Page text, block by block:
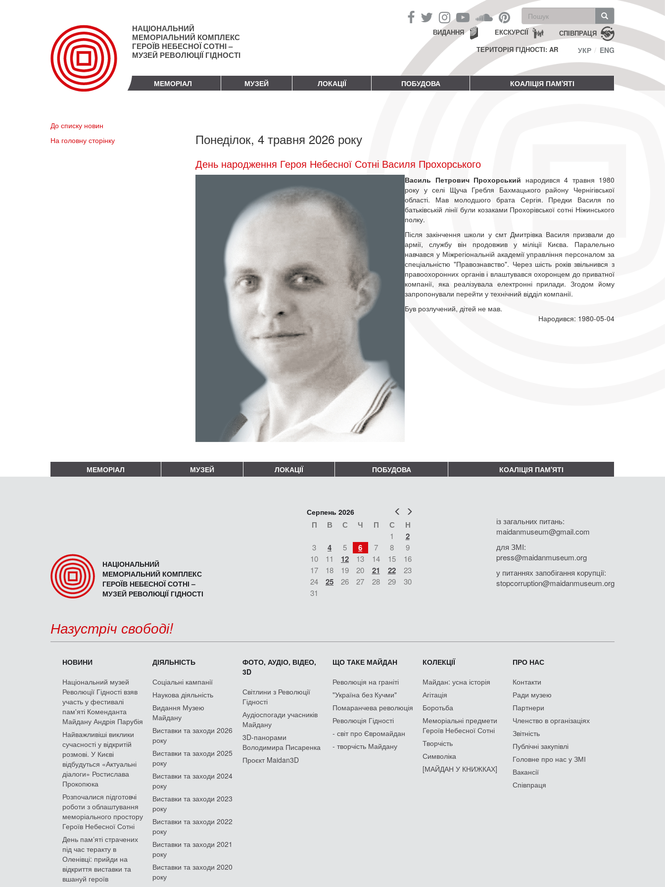
НАЦІОНАЛЬНИЙ
МЕМОРІАЛЬНИЙ КОМПЛЕКС
ГЕРОЇВ НЕБЕСНОЇ СОТНІ –
МУЗЕЙ РЕВОЛЮЦІЇ ГІДНОСТІ
Пошукова
форма
Пошук СПІВПРАЦЯ
ЕКСКУРСІЇ
ВИДАННЯ
ТЕРИТОРІЯ ГІДНОСТІ: AR
УКР ENG
МЕМОРІАЛ МУЗЕЙ ЛОКАЦІЇ ПОБУДОВА КОАЛІЦІЯ ПАМ'ЯТІ
До списку новин
На головну сторінку
Понеділок, 4 травня 2026 року
День народження Героя Небесної Сотні Василя Прохорського
Василь Петрович Прохорський народився 4 травня 1980
року у селі Щуча Гребля Бахмацького району Чернігівської
області. Мав молодшого брата Сергія. Предки Василя по
батьківській лінії були козаками Прохорівської сотні Ніжинського
полку.
Після закінчення школи у смт Дмитрівка Василя призвали до
армії, службу він продовжив у міліції Києва. Паралельно
навчався у Міжрегіональній академії управління персоналом за
спеціальністю "Правознавство". Через шість років звільнився з
правоохоронних органів і влаштувався охоронцем до приватної
компанії, яка реалізувала електронні прилади. Згодом йому
запропонували перейти у технічний відділ компанії.
Був розлучений, дітей не мав.
Народився: 1980-05-04
МЕМОРІАЛ МУЗЕЙ ЛОКАЦІЇ ПОБУДОВА КОАЛІЦІЯ ПАМ'ЯТІ
НАЦІОНАЛЬНИЙ
МЕМОРІАЛЬНИЙ КОМПЛЕКС
ГЕРОЇВ НЕБЕСНОЇ СОТНІ –
МУЗЕЙ РЕВОЛЮЦІЇ ГІДНОСТІ
Попер
Серпень 2026
П В С Ч П С Н
1 2
3 4 5 6 7 8
9
10
11 12 13 14 15
16
17
18 19 20 21 22
23
24
25 26 27 28 29
30
31
із загальних питань:
maidanmuseum@gmail.com
для ЗМІ:
press@maidanmuseum.org
у питаннях запобігання корупції:
stopcorruption@maidanmuseum.org
Назустріч свободі!
НОВИНИ
Національний музей
Революції Гідності взяв
участь у фестивалі
пам'яті Коменданта
Майдану Андрія Парубія
Найважливіші виклики
сучасності у відкритій
розмові. У Києві
відбудуться «Актуальні
діалоги» Ростислава
Прокопюка
Розпочалися підготовчі
роботи з облаштування
меморіального простору
Героїв Небесної Сотні
День памʼяті страчених
під час теракту в
Оленівці: прийди на
відкриття виставки та
вшануй героїв
ДІЯЛЬНІСТЬ
Соціальні кампанії
Наукова діяльність
Видання Музею
Майдану
Виставки та заходи 2026
року
Виставки та заходи 2025
року
Виставки та заходи 2024
року
Виставки та заходи 2023
року
Виставки та заходи 2022
року
Виставки та заходи 2021
року
Виставки та заходи 2020
року
ФОТО, АУДІО, ВІДЕО,
3D
Світлини з Революції
Гідності
Аудіоспогади учасників
Майдану
3D-панорами
Володимира Писаренка
Проєкт Maidan3D
ЩО ТАКЕ МАЙДАН
Революція на граніті
"Україна без Кучми"
Помаранчева революція
Революція Гідності
- світ про Євромайдан
- творчість Майдану
КОЛЕКЦІЇ
Майдан: усна історія
Агітація
Боротьба
Меморіальні предмети
Героїв Небесної Сотні
Творчість
Символіка
[МАЙДАН У КНИЖКАХ]
ПРО НАС
Контакти
Ради музею
Партнери
Членство в організаціях
Звітність
Публічні закупівлі
Головне про нас у ЗМІ
Вакансії
Співпраця